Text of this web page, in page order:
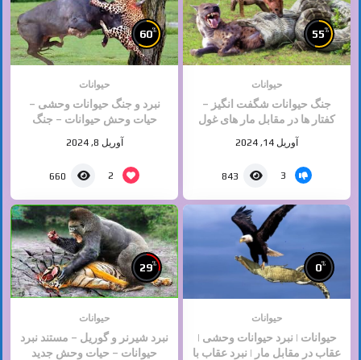
55%
حیوانات
جنگ حیوانات شگفت انگیز –
کفتار ها در مقابل مار های غول
آوریل 14, 2024
3
843
60%
حیوانات
نبرد و جنگ حیوانات وحشی –
حیات وحش حیوانات – جنگ
خطرناک حیوانات
آوریل 8, 2024
2
660
0%
حیوانات
حیوانات | نبرد حیوانات وحشی |
عقاب در مقابل مار | نبرد عقاب با
29%
حیوانات
نبرد شیرنر و گوریل – مستند نبرد
حیوانات – حیات وحش جدید